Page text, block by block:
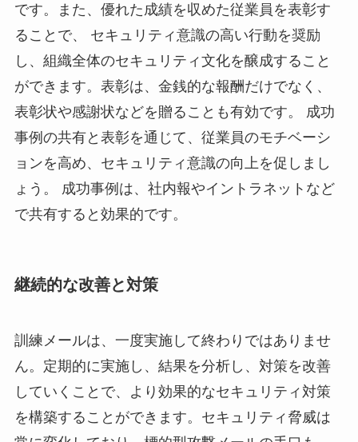
です。また、優れた成績を収めた従業員を表彰す
ることで、 セキュリティ意識の高い行動を奨励
し、組織全体のセキュリティ文化を醸成すること
ができます。表彰は、金銭的な報酬だけでなく、
表彰状や感謝状などを贈ることも有効です。 成功
事例の共有と表彰を通じて、従業員のモチベーシ
ョンを高め、セキュリティ意識の向上を促しまし
ょう。 成功事例は、社内報やイントラネットなど
で共有すると効果的です。
継続的な改善と対策
訓練メールは、一度実施して終わりではありませ
ん。定期的に実施し、結果を分析し、対策を改善
していくことで、より効果的なセキュリティ対策
を構築することができます。セキュリティ脅威は